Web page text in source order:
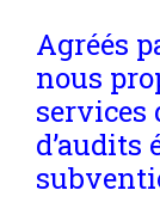
Agréés
nous
services
d’audits